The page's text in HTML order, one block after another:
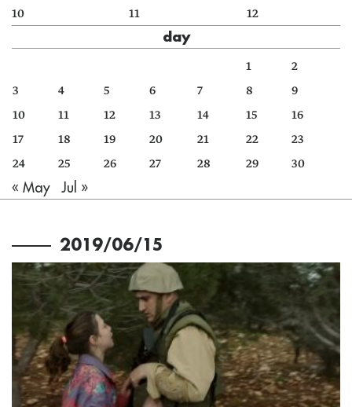
10
11 12
day
1
2
3
4 5 6 7 8
9
10
11 12 13 14 15
16
17
18 19 20 21 22
23
24
25 26 27 28 29 30
« May Jul »
2019/06/15